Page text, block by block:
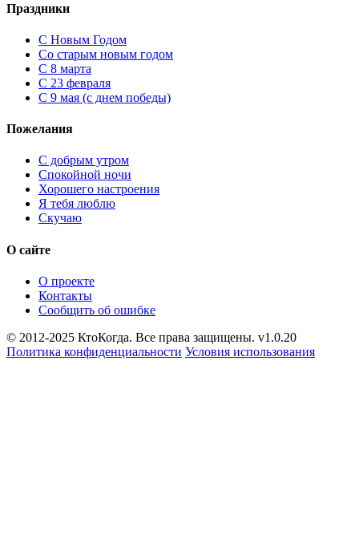
Праздники
C Новым Годом
Cо старым новым годом
С 8 марта
С 23 февраля
С 9 мая (с днем победы)
Пожелания
С добрым утром
Спокойной ночи
Хорошего настроения
Я тебя люблю
Скучаю
О сайте
О проекте
Контакты
Сообщить об ошибке
© 2012-2025 КтоКогда. Все права защищены. v1.0.20
Политика конфиденциальности Условия использования